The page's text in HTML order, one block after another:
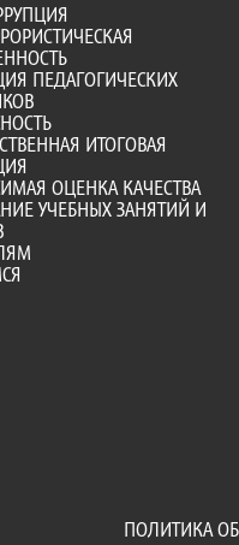
ПЕДАГОГИЧЕСКИХ
ИТОГОВАЯ
ОЦЕНКА КАЧЕСТВА
УЧЕБНЫХ ЗАНЯТИЙ И
ПОЛИТИКА